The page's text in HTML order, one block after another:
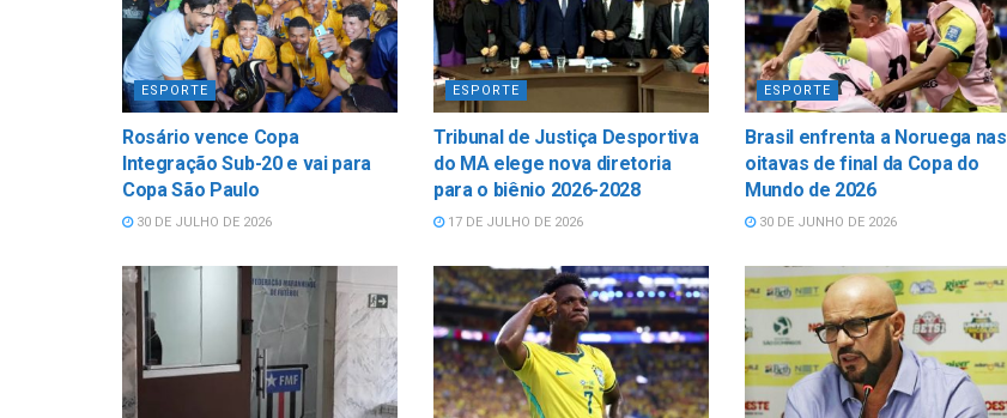
ESPORTE
Rosário vence Copa
Integração Sub-20 e vai para
Copa São Paulo
30 DE JULHO DE 2026
ESPORTE
Tribunal de Justiça Desportiva
do MA elege nova diretoria
para o biênio 2026-2028
17 DE JULHO DE 2026
ESPORTE
Brasil enfrenta a Noruega nas
oitavas de final da Copa do
Mundo de 2026
30 DE JUNHO DE 2026